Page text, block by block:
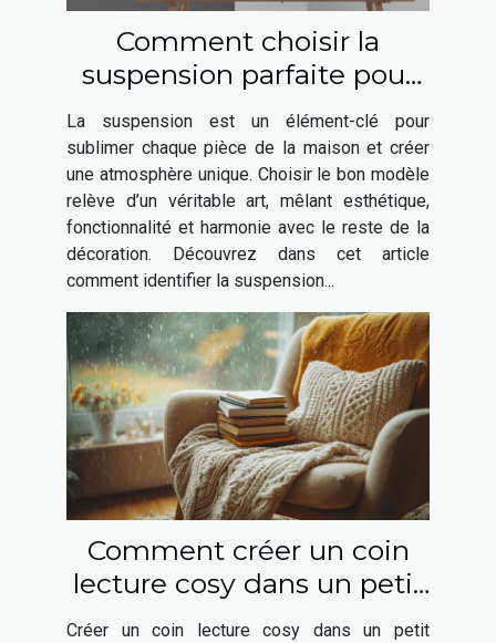
Comment choisir la
suspension parfaite pour
chaque espace de votre
maison ?
La suspension est un élément-clé pour
sublimer chaque pièce de la maison et créer
une atmosphère unique. Choisir le bon modèle
relève d’un véritable art, mêlant esthétique,
fonctionnalité et harmonie avec le reste de la
décoration. Découvrez dans cet article
comment identifier la suspension...
Comment créer un coin
lecture cosy dans un petit
espace
Créer un coin lecture cosy dans un petit